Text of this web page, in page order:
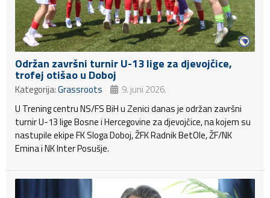
Održan završni turnir U-13 lige za djevojčice,
trofej otišao u Doboj
Kategorija:Grassroots
9. juni 2026.
U Trening centru NS/FS BiH u Zenici danas je održan završni
turnir U-13 lige Bosne i Hercegovine za djevojčice, na kojem su
nastupile ekipe FK Sloga Doboj, ŽFK Radnik BetOle, ŽF/NK
Emina i NK Inter Posušje.